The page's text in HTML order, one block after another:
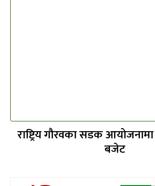
राष्ट्रिय गौरवका सडक
बजेट